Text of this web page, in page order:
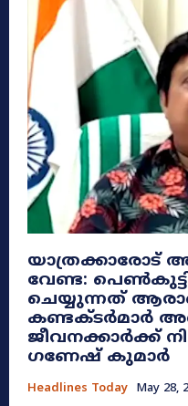
യാത്രക്കാരോട്
വേണ്ട:
ചെയ്യുന്നത്
കണ്ടക്ടർമാർ
ജീവനക്കാർക്ക്
ഗണേഷ് കുമാർ
Headlines Today May 28,